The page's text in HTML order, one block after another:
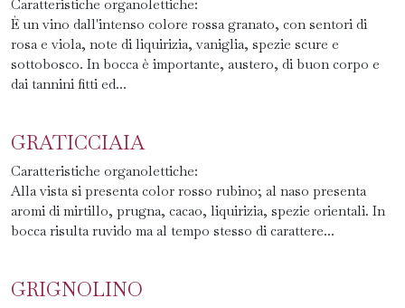
Caratteristiche organolettiche:
È un vino dall'intenso colore rossa granato, con sentori di
rosa e viola, note di liquirizia, vaniglia, spezie scure e
sottobosco. In bocca è importante, austero, di buon corpo e
dai tannini fitti ed...
GRATICCIAIA
Caratteristiche organolettiche:
Alla vista si presenta color rosso rubino; al naso presenta
aromi di mirtillo, prugna, cacao, liquirizia, spezie orientali. In
bocca risulta ruvido ma al tempo stesso di carattere...
GRIGNOLINO